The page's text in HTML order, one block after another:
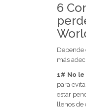
6
Depende
más
1# No
para
estar
llenos de